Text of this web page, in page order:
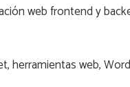
web frontend y
herramientas web,